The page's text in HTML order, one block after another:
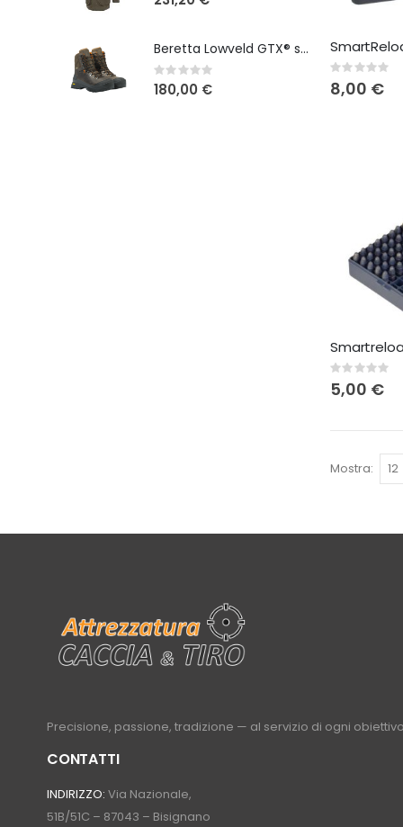
Rating:
0%
8,00 €
Rating:
0%
5,00 €
Mostra
Beretta Lowveld GTX® scarponi da caccia
Rating:
0%
180,00 €
Precisione, passione, tradizione — al servizio di ogni
CONTATTI
INDIRIZZO: Via Nazionale,
51B/51C – 87043 – Bisignano